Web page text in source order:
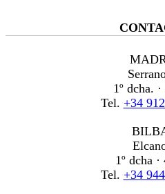
1º dcha.
Tel. +34
1º dcha
Tel. +34